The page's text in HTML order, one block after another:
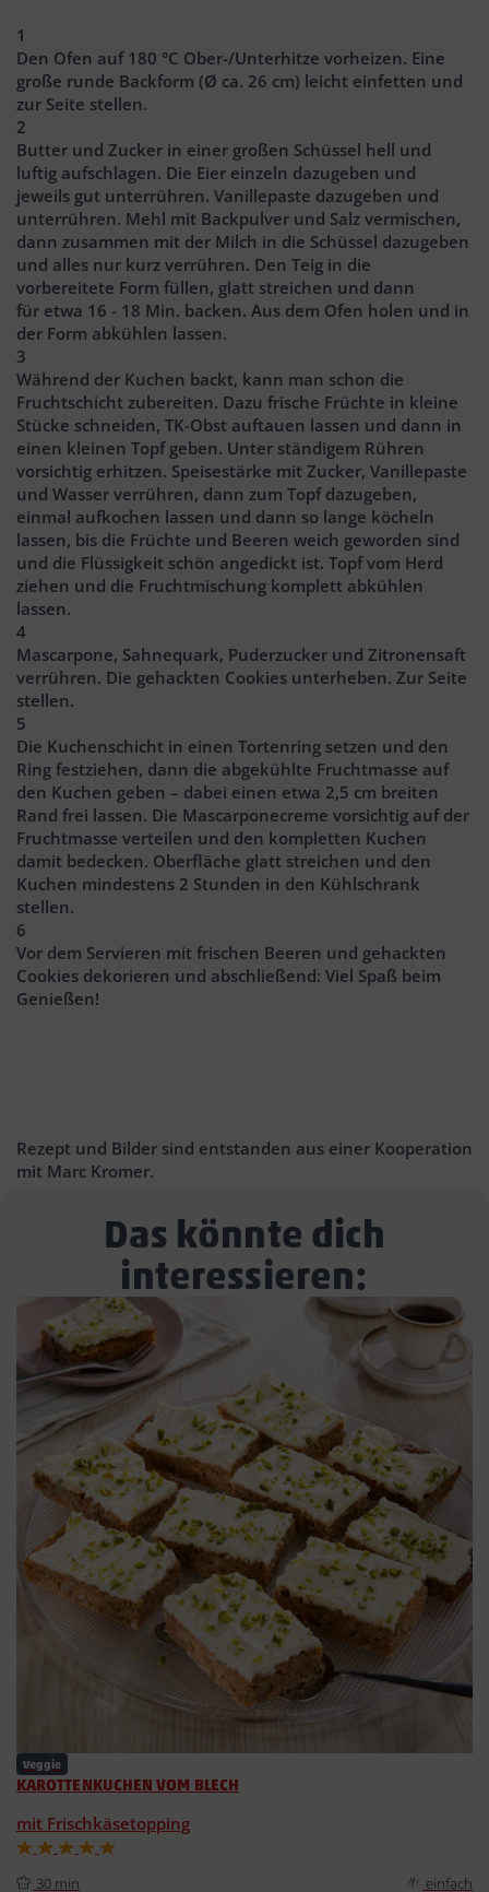
1
Den Ofen auf 180 °C Ober-/Unterhitze vorheizen. Eine
große runde Backform (Ø ca. 26 cm) leicht einfetten und
zur Seite stellen.
2
Butter und Zucker in einer großen Schüssel hell und
luftig aufschlagen. Die Eier einzeln dazugeben und
jeweils gut unterrühren. Vanillepaste dazugeben und
unterrühren. Mehl mit Backpulver und Salz vermischen,
dann zusammen mit der Milch in die Schüssel dazugeben
und alles nur kurz verrühren. Den Teig in die
vorbereitete Form füllen, glatt streichen und dann
für etwa 16 - 18 Min. backen. Aus dem Ofen holen und in
der Form abkühlen lassen.
3
Während der Kuchen backt, kann man schon die
Fruchtschicht zubereiten. Dazu frische Früchte in kleine
Stücke schneiden, TK-Obst auftauen lassen und dann in
einen kleinen Topf geben. Unter ständigem Rühren
vorsichtig erhitzen. Speisestärke mit Zucker, Vanillepaste
und Wasser verrühren, dann zum Topf dazugeben,
einmal aufkochen lassen und dann so lange köcheln
lassen, bis die Früchte und Beeren weich geworden sind
und die Flüssigkeit schön angedickt ist. Topf vom Herd
ziehen und die Fruchtmischung komplett abkühlen
lassen.
4
Mascarpone, Sahnequark, Puderzucker und Zitronensaft
verrühren. Die gehackten Cookies unterheben. Zur Seite
stellen.
5
Die Kuchenschicht in einen Tortenring setzen und den
Ring festziehen, dann die abgekühlte Fruchtmasse auf
den Kuchen geben – dabei einen etwa 2,5 cm breiten
Rand frei lassen. Die Mascarponecreme vorsichtig auf der
Fruchtmasse verteilen und den kompletten Kuchen
damit bedecken. Oberfläche glatt streichen und den
Kuchen mindestens 2 Stunden in den Kühlschrank
stellen.
6
Vor dem Servieren mit frischen Beeren und gehackten
Cookies dekorieren und abschließend: Viel Spaß beim
Genießen!
Rezept und Bilder sind entstanden aus einer Kooperation
mit Marc Kromer.
Das könnte dich
interessieren:
Veggie
KAROTTENKUCHEN VOM BLECH
mit Frischkäsetopping
30 min einfach